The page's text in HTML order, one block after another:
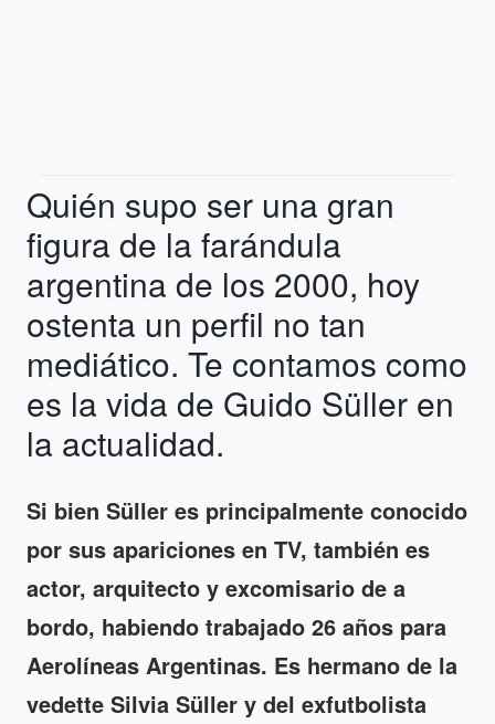
Quién supo ser una gran
figura de la farándula
argentina de los 2000, hoy
ostenta un perfil no tan
mediático. Te contamos como
es la vida de Guido Süller en
la actualidad.
Si bien Süller es principalmente conocido
por sus apariciones en TV, también es
actor, arquitecto y excomisario de a
bordo, habiendo trabajado 26 años para
Aerolíneas Argentinas. Es hermano de la
vedette Silvia Süller y del exfutbolista